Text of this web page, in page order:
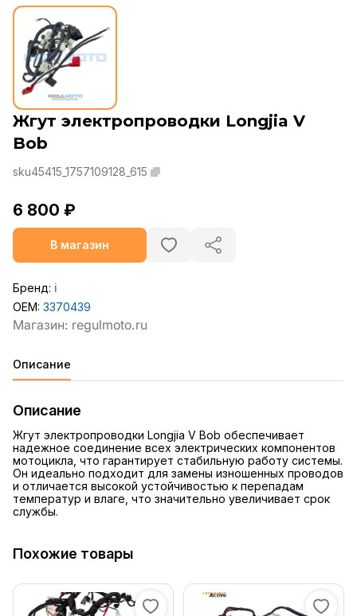
Жгут электропроводки Longjia V
Bob
sku45415_1757109128_615
6 800 ₽
В магазин
Бренд: ℹ️
OEM: 3370439
Описание
Описание
Жгут электропроводки Longjia V Bob обеспечивает
надежное соединение всех электрических компонентов
мотоцикла, что гарантирует стабильную работу системы.
Он идеально подходит для замены изношенных проводов
и отличается высокой устойчивостью к перепадам
температур и влаге, что значительно увеличивает срок
службы.
Похожие товары